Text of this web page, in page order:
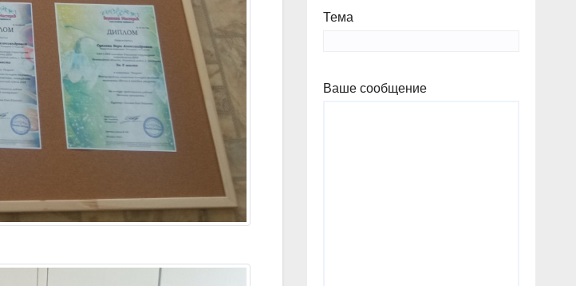
Тема
Ваше сообщение